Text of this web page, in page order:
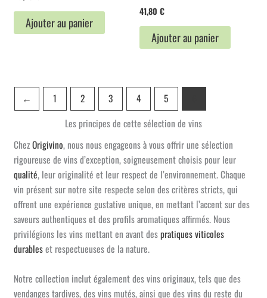
Ajouter au panier
41,80 €
Ajouter au panier
← 1 2 3 4 5
Les principes de cette sélection de vins
ChezOrigivino, nous nous engageons à vous offrir une sélection
rigoureuse de vins d’exception, soigneusement choisis pour leur
qualité, leur originalité et leur respect de l’environnement. Chaque
vin présent sur notre site respecte selon des critères stricts, qui
offrent une expérience gustative unique, en mettant l’accent sur des
saveurs authentiques et des profils aromatiques affirmés. Nous
privilégions les vins mettant en avant despratiques viticoles
durableset respectueuses de la nature.
Notre collection inclut également des vins originaux, tels que des
vendanges tardives, des vins mutés, ainsi que des vins du reste du